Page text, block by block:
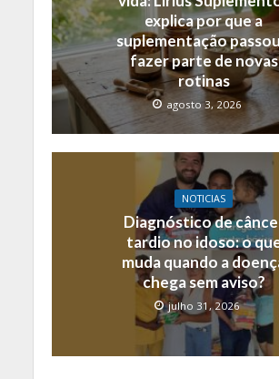
explica por que a
suplementação
fazer parte de novas
rotinas
agosto 3, 2026
NOTICIAS
Diagnóstico de
tardio no idoso: o
muda quando a
chega sem aviso?
julho 31, 2026